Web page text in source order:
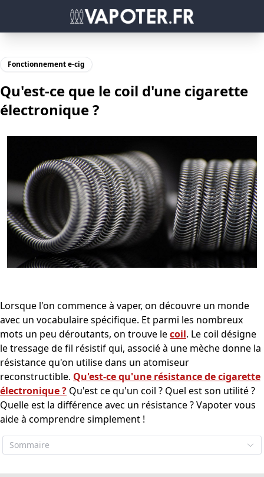
Qu'est-ce que le coil d'une cigarette
électronique ?
Fonctionnement e-cig
Lorsque l'on commence à vaper, on découvre un monde
avec un vocabulaire spécifique. Et parmi les nombreux
mots un peu déroutants, on trouve lecoil. Le coil désigne
le tressage de fil résistif qui, associé à une mèche donne la
résistance qu'on utilise dans un atomiseur
reconstructible. Qu'est-ce qu'une résistance de cigarette
électronique ? Qu'est ce qu'un coil ? Quel est son utilité ?
Quelle est la différence avec un résistance ? Vapoter vous
aide à comprendre simplement !
Sommaire